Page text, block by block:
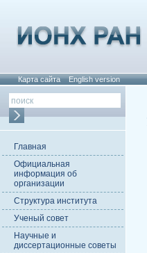
Карта сайта English version
Главная
Официальная
информация об
организации
Структура института
Ученый совет
Научные и
диссертационные советы